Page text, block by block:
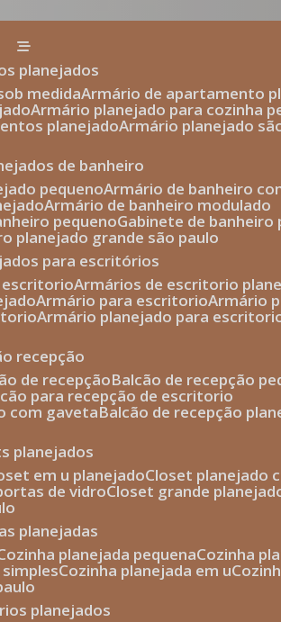
planejados
medida armário de apartamento
armário planejado para cozinha
planejado armário planejado
de banheiro
pequeno armário de banheiro
armário de banheiro modulado
pequeno gabinete de
planejado grande são paulo
para escritórios
escritorio armários de escritorio
armário para escritorio armário
armário planejado para
recepção
de recepção balcão de recepção
para recepção de escritorio
com gaveta balcão de recepção
planejados
em u planejado closet planejado
de vidro closet grande
planejadas
cozinha planejada pequena cozinha
simples cozinha planejada em u
planejados